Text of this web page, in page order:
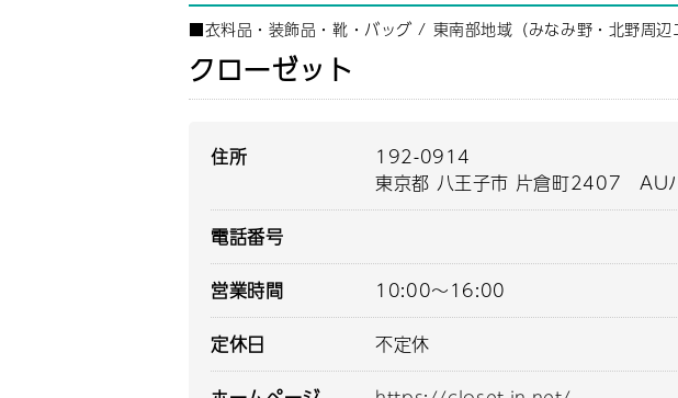
■衣料品・装飾品・靴・バッグ / 東南部地域（みなみ野・北野周辺
クローゼット
住所
192-0914
東京都 八王子市 片倉町2407 AU
電話番号
営業時間
10:00～16:00
定休日
不定休